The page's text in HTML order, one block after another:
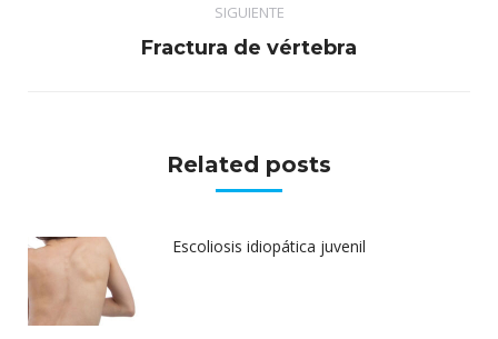
SIGUIENTE
Publicación
Fractura de vértebra
Related posts
Escoliosis idiopática juvenil